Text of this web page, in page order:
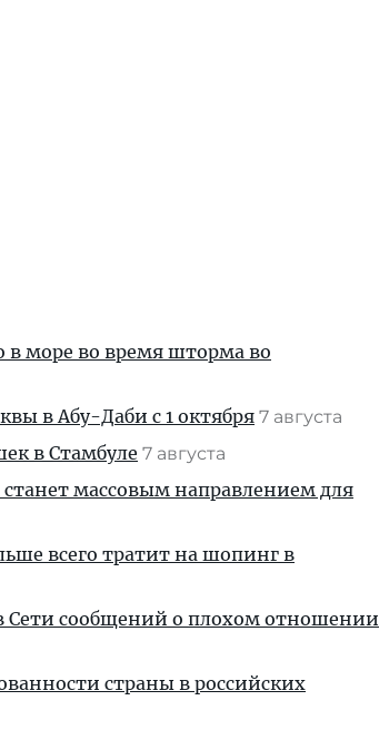
в море во время шторма во
в Абу-Даби с 1 октября 7 августа
в Стамбуле 7 августа
массовым направлением для
всего тратит на шопинг в
Сети сообщений о плохом отношении
страны в российских